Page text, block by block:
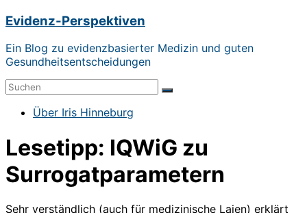
Zum
springen
Evidenz-Perspektiven
Ein Blog zu evidenzbasierter Medizin und guten
Gesundheitsentscheidungen
Menü Über Iris Hinneburg
Lesetipp: IQWiG zu
Surrogatparametern
Sehr verständlich (auch für medizinische Laien) erklärt